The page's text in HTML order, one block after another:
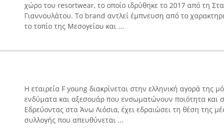
χώρο του resortwear, το οποίο ιδρύθηκε το 2017 από τη
Γιαννουλάτου. Το brand αντλεί έμπνευση από το
το τοπίο της Μεσογείου και ...
Η εταιρεία F young διακρίνεται στην ελληνική αγορά της
ενδύματα και αξεσουάρ που ενσωματώνουν ποιότητα και
Εδρεύοντας στα Άνω Λιόσια, έχει εδραιώσει τη θέση της
συλλογής που απευθύνεται ...